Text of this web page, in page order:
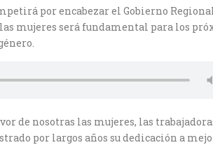
por encabezar el Gobierno
mujeres será fundamental para los
de nosotras las mujeres, las
por largos años su dedicación a